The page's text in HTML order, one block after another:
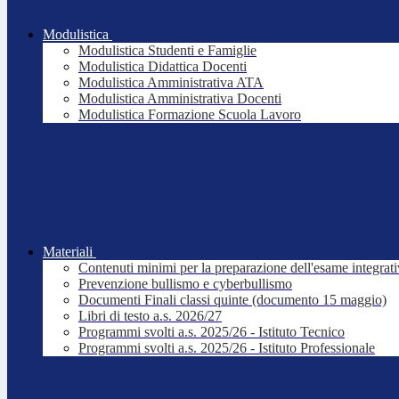
Modulistica
Modulistica Studenti e Famiglie
Modulistica Didattica Docenti
Modulistica Amministrativa ATA
Modulistica Amministrativa Docenti
Modulistica Formazione Scuola Lavoro
Materiali
Contenuti minimi per la preparazione dell'esame
Prevenzione bullismo e cyberbullismo
Documenti Finali classi quinte (documento 15 maggio)
Libri di testo a.s. 2026/27
Programmi svolti a.s. 2025/26 - Istituto Tecnico
Programmi svolti a.s. 2025/26 - Istituto Professionale